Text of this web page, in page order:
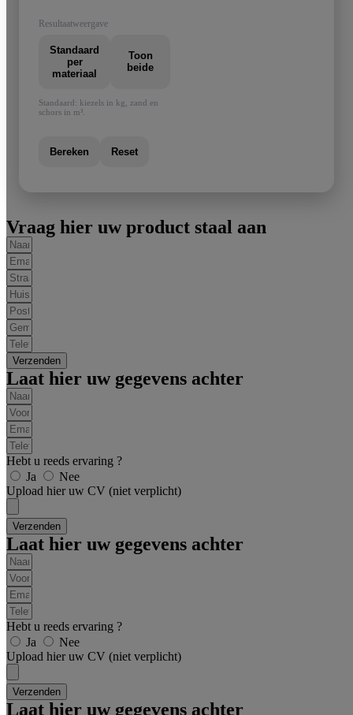
Resultaatweergave
Standaard
per
materiaal
Toon
beide
Standaard: kiezels in kg, zand en
schors in m³.
Bereken Reset
Vraag hier uw product staal aan
Verzenden
Laat hier uw gegevens achter
Hebt u reeds ervaring ?
Ja
Nee
Upload hier uw CV (niet verplicht)
Verzenden
Laat hier uw gegevens achter
Hebt u reeds ervaring ?
Ja
Nee
Upload hier uw CV (niet verplicht)
Verzenden
Laat hier uw gegevens achter